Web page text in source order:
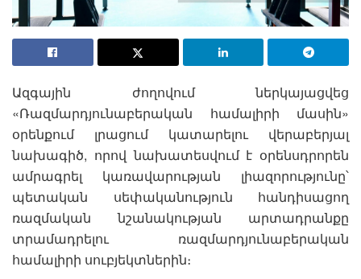
Ազգային ժողովում ներկայացվեց
«Ռազմարդյունաբերական համալիրի մասին»
օրենքում լրացում կատարելու վերաբերյալ
նախագիծ, որով նախատեսվում է օրենսդրորեն
ամրագրել կառավարության լիազորությունը՝
պետական սեփականություն հանդիսացող
ռազմական նշանակության արտադրանքը
տրամադրելու ռազմարդյունաբերական
համալիրի սուբյեկտներին։